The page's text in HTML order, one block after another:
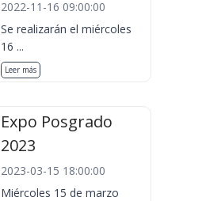
2022-11-16 09:00:00
Se realizarán el miércoles
16 ...
Leer más
Expo Posgrado
2023
2023-03-15 18:00:00
Miércoles 15 de marzo